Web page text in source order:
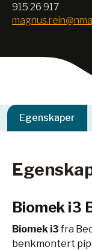
915 26 917
Egenskaper
Biomek i3
Biomek i3 fra
benkmontert